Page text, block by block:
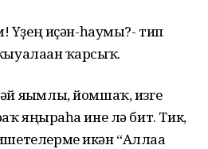
Үҙең иҫән-һаумы?- тип
ҡарсыҡ.
яғымлы, йомшаҡ, изге
яңғыраһа ине лә бит. Тик,
икән “Аллаға